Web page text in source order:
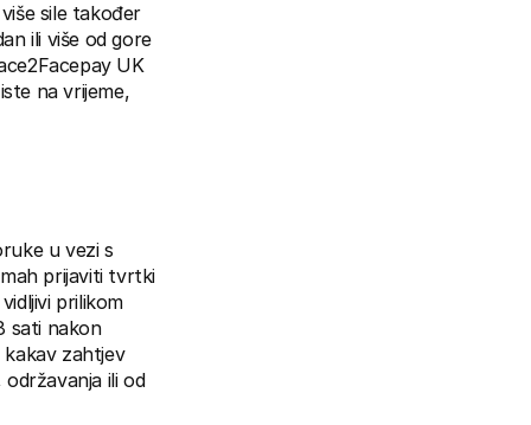
sile također
ili više od gore
UK
na vrijeme,
u vezi s
prijaviti tvrtki
prilikom
sati nakon
zahtjev
ili od